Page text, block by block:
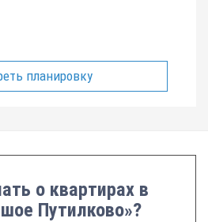
планировку
о квартирах в
Путилково»?